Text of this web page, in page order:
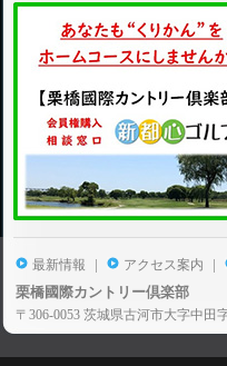
最新情報 | アクセス案内 |
栗橋國際カントリー倶楽部
〒306-0053 茨城県古河市大字中